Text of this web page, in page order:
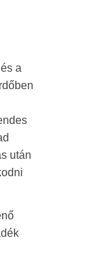
a
után